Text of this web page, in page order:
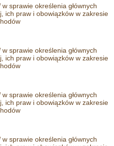
sprawie określenia głównych
ich praw i obowiązków w zakresie
sprawie określenia głównych
ich praw i obowiązków w zakresie
sprawie określenia głównych
ich praw i obowiązków w zakresie
sprawie określenia głównych